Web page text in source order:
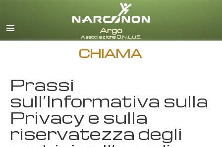
italiano
CHIAMA
Prassi
sull’Informativa sulla
Privacy e sulla
riservatezza degli